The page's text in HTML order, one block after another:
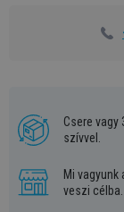
Csere
szívvel.
Mi
veszi